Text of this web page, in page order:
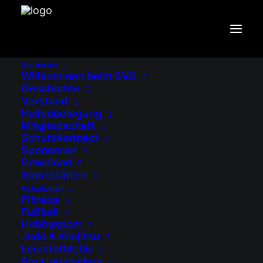
Der Verein
Willkommen beim SVO
Geschichte
Vorstand
Hallenbelegung
Mitgliedschaft
Schutzkonzept
Sponsoren
Download
Sportstätten
Abteilungen
Fitness
Fußball
Hobbysport
Judo & Kenjitsu
Leichtathletik
SAISONABSCHLUSSFAHRT
ALLIANZ ARENA
Startseite
Saisonabschlussfahrt der F-Jugend zur
Zum Abschluss der Saison 2022/2023